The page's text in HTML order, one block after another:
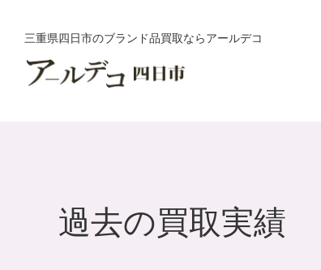
三重県四日市のブランド品買取ならアールデコ
過去の買取実績